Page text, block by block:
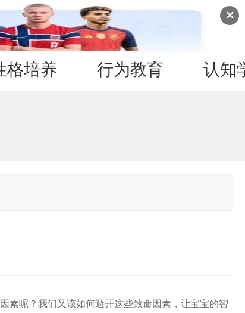
✕
格培养 行为教育 认知
素呢？我们又该如何避开这些致命因素，让宝宝的智